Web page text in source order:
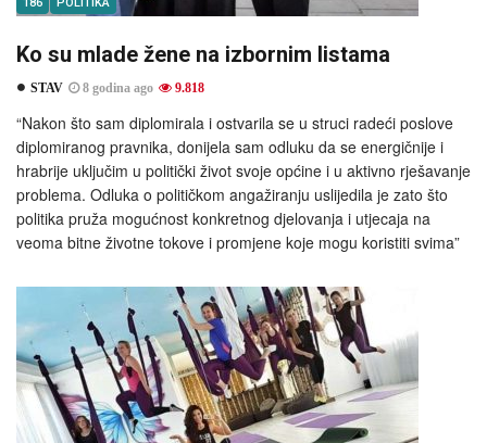
Ko su mlade žene na izbornim listama
STAV 8 godina ago 9.818
“Nakon što sam diplomirala i ostvarila se u struci radeći poslove
diplomiranog pravnika, donijela sam odluku da se energičnije i
hrabrije uključim u politički život svoje općine i u aktivno rješavanje
problema. Odluka o političkom angažiranju uslijedila je zato što
politika pruža mogućnost konkretnog djelovanja i utjecaja na
veoma bitne životne tokove i promjene koje mogu koristiti svima”